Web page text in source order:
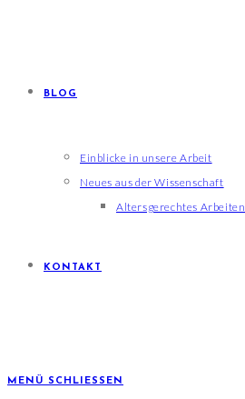
BLOG
Einblicke in unsere Arbeit
Neues aus der Wissenschaft
Altersgerechtes Arbeiten
KONTAKT
MENÜ SCHLIESSEN